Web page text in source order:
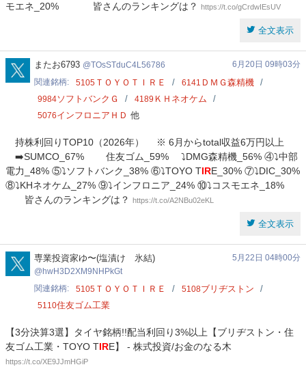
モエネ_20% 皆さんのランキングは？ https://t.co/gCrdwIEsUV
全文表示
TOsSTduC4L56786
またお6793 TOsSTduC4L56786
6月20日 09時03分
関連銘柄
5105 ＴＯＹＯＴＩＲＥ 6141 ＤＭＧ森精機
9984ソフトバンクＧ 4189 ＫＨネオケム
5076インフロニアＨＤ 他
持株利回りTOP10（2026年） ※ 6月からtotal収益6万円以上
➡️SUMCO_67% 住友ゴム_59% ⤵️DMG森精機_56% ④⤵️中部
電力_48% ⑤⤵️ソフトバンク_38% ⑥⤵️TOYO TIRE_30% ⑦⤵️DIC_30%
⑧⤵️KHネオケム_27% ⑨⤵️インフロニア_24% ⑩⤵️コスモエネ_18%
皆さんのランキングは？ https://t.co/A2NBu02eKL
全文表示
hwH3D2XM9NHPkGt
専業投資家ゆ〜(塩漬け 氷結)
hwH3D2XM9NHPkGt
5月22日 04時00分
関連銘柄 5105 ＴＯＹＯＴＩＲＥ 5108ブリヂストン
5110住友ゴム工業
【3分決算3選】タイヤ銘柄!!配当利回り3%以上【ブリヂストン・住
友ゴム工業・TOYO TIRE】 - 株式投資/お金のなる木
https://t.co/XE9JJmHGiP